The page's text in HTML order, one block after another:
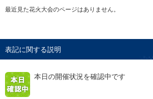
最近見た花火大会のページはありません。
表記に関する説明
本日の開催状況を確認中です